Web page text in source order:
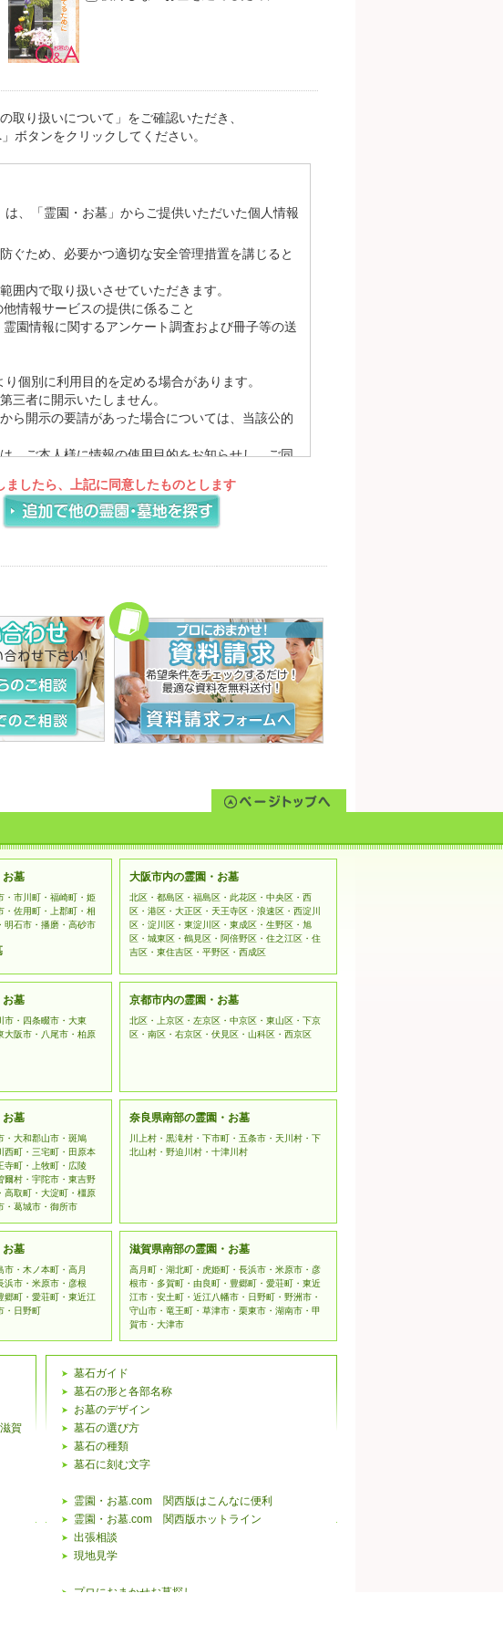
取り扱いについて」をご確認いただき、
ボタンをクリックしてください。
、「霊園・お墓」からご提供いただいた個人情報
ぐため、必要かつ適切な安全管理措置を講じると
囲内で取り扱いさせていただきます。
情報サービスの提供に係ること
園情報に関するアンケート調査および冊子等の送
個別に利用目的を定める場合があります。
三者に開示いたしません。
ら開示の要請があった場合については、当該公的
、ご本人様に情報の使用目的をお知らせし、ご同
規範の変更に対応するために、プライバシーポリ
った場合はホームページにてお知らせいたしま
の個人情報を入力または登録していただく場合が
とがございます。
を特定する情報の参照・変更・削除につきまして
場合のみ、合理的な範囲で速やかに対応いたしま
ェブサイトにて行われる個人情報の収集に関しまし
（Secure Sockets Layer）暗号化技術を用いて
ましたら、上記に同意したものとします
お墓
・市川町・福崎町・姫
・佐用町・上郡町・相
明石市・播磨・高砂市
大阪市内の霊園・お墓
北区・都島区・福島区・此花区・中央区・西
区・港区・大正区・天王寺区・浪速区・西淀川
区・淀川区・東淀川区・東成区・生野区・旭
区・城東区・鶴見区・阿倍野区・住之江区・住
吉区・東住吉区・平野区・西成区
お墓
市・四条畷市・大東
大阪市・八尾市・柏原
京都市内の霊園・お墓
北区・上京区・左京区・中京区・東山区・下京
区・南区・右京区・伏見区・山科区・西京区
お墓
・大和郡山市・斑鳩
西町・三宅町・田原本
寺町・上牧町・広陵
爾村・宇陀市・東吉野
高取町・大淀町・橿原
・葛城市・御所市
奈良県南部の霊園・お墓
川上村・黒滝村・下市町・五条市・天川村・下
北山村・野迫川村・十津川村
お墓
市・木ノ本町・高月
浜市・米原市・彦根
郷町・愛荘町・東近江
・日野町
滋賀県南部の霊園・お墓
高月町・湖北町・虎姫町・長浜市・米原市・彦
根市・多賀町・由良町・豊郷町・愛荘町・東近
江市・安土町・近江八幡市・日野町・野洲市・
守山市・竜王町・草津市・栗東市・湖南市・甲
賀市・大津市
滋賀
墓石ガイド
墓石の形と各部名称
お墓のデザイン
墓石の選び方
墓石の種類
墓石に刻む文字
霊園・お墓.com 関西版はこんなに便利
霊園・お墓.com 関西版ホットライン
出張相談
現地見学
プロにおまかせお墓探し